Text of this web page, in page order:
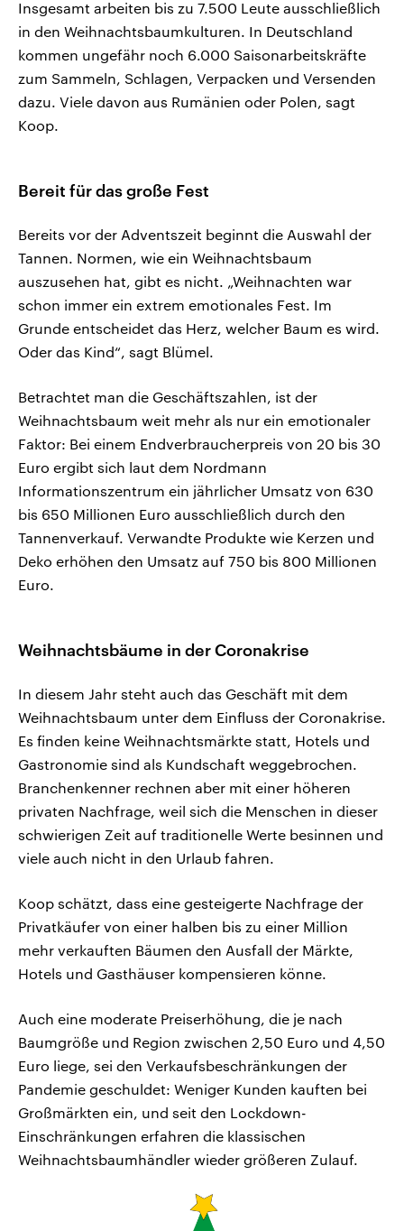
Insgesamt arbeiten bis zu 7.500 Leute ausschließlich
in den Weihnachtsbaumkulturen. In Deutschland
kommen ungefähr noch 6.000 Saisonarbeitskräfte
zum Sammeln, Schlagen, Verpacken und Versenden
dazu. Viele davon aus Rumänien oder Polen, sagt
Koop.
Bereit für das große Fest
Bereits vor der Adventszeit beginnt die Auswahl der
Tannen. Normen, wie ein Weihnachtsbaum
auszusehen hat, gibt es nicht. „Weihnachten war
schon immer ein extrem emotionales Fest. Im
Grunde entscheidet das Herz, welcher Baum es wird.
Oder das Kind“, sagt Blümel.
Betrachtet man die Geschäftszahlen, ist der
Weihnachtsbaum weit mehr als nur ein emotionaler
Faktor: Bei einem Endverbraucherpreis von 20 bis 30
Euro ergibt sich laut dem Nordmann
Informationszentrum ein jährlicher Umsatz von 630
bis 650 Millionen Euro ausschließlich durch den
Tannenverkauf. Verwandte Produkte wie Kerzen und
Deko erhöhen den Umsatz auf 750 bis 800 Millionen
Euro.
Weihnachtsbäume in der Coronakrise
In diesem Jahr steht auch das Geschäft mit dem
Weihnachtsbaum unter dem Einfluss der Coronakrise.
Es finden keine Weihnachtsmärkte statt, Hotels und
Gastronomie sind als Kundschaft weggebrochen.
Branchenkenner rechnen aber mit einer höheren
privaten Nachfrage, weil sich die Menschen in dieser
schwierigen Zeit auf traditionelle Werte besinnen und
viele auch nicht in den Urlaub fahren.
Koop schätzt, dass eine gesteigerte Nachfrage der
Privatkäufer von einer halben bis zu einer Million
mehr verkauften Bäumen den Ausfall der Märkte,
Hotels und Gasthäuser kompensieren könne.
Auch eine moderate Preiserhöhung, die je nach
Baumgröße und Region zwischen 2,50 Euro und 4,50
Euro liege, sei den Verkaufsbeschränkungen der
Pandemie geschuldet: Weniger Kunden kauften bei
Großmärkten ein, und seit den Lockdown-
Einschränkungen erfahren die klassischen
Weihnachtsbaumhändler wieder größeren Zulauf.